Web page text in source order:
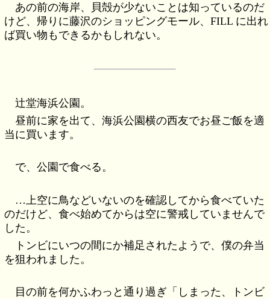
あの前の海岸、貝殻が少ないことは知っているのだ
けど、帰りに藤沢のショッピングモール、FILL に出れ
ば買い物もできるかもしれない。
辻堂海浜公園。
昼前に家を出て、海浜公園横の西友でお昼ご飯を適
当に買います。
で、公園で食べる。
…上空に鳥などいないのを確認してから食べていた
のだけど、食べ始めてからは空に警戒していませんで
した。
トンビにいつの間にか補足されたようで、僕の弁当
を狙われました。
目の前を何かふわっと通り過ぎ「しまった、トンビ